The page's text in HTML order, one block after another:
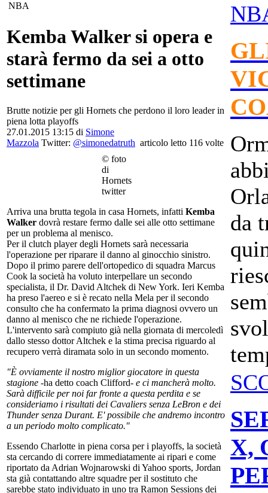
NBA
Kemba Walker si opera e
starà fermo da sei a otto
settimane
Brutte notizie per gli Hornets che perdono il loro leader in
piena lotta playoffs
27.01.2015 13:15 di Simone
Mazzola Twitter: @simonedatruth articolo letto 116 volte
© foto
di
Hornets
twitter
Arriva una brutta tegola in casa Hornets, infatti Kemba
Walker dovrà restare fermo dalle sei alle otto settimane
per un problema al menisco.
Per il clutch player degli Hornets sarà necessaria
l'operazione per riparare il danno al ginocchio sinistro.
Dopo il primo parere dell'ortopedico di squadra Marcus
Cook la società ha voluto interpellare un secondo
specialista, il Dr. David Altchek di New York. Ieri Kemba
ha preso l'aereo e si è recato nella Mela per il secondo
consulto che ha confermato la prima diagnosi ovvero un
danno al menisco che ne richiede l'operazione.
L'intervento sarà compiuto già nella giornata di mercoledì
dallo stesso dottor Altchek e la stima precisa riguardo al
recupero verrà diramata solo in un secondo momento.
"È ovviamente il nostro miglior giocatore in questa
stagione -ha detto coach Clifford- e ci mancherà molto.
Sarà difficile per noi far fronte a questa perdita e se
consideriamo i risultati dei Cavaliers senza LeBron e dei
Thunder senza Durant. E' possibile che andremo incontro
a un periodo molto complicato."
Essendo Charlotte in piena corsa per i playoffs, la società
sta cercando di correre immediatamente ai ripari e come
riportato da Adrian Wojnarowski di Yahoo sports, Jordan
sta già contattando altre squadre per il sostituto che
sarebbe stato individuato in uno tra Ramon Sessions dei
da
X,